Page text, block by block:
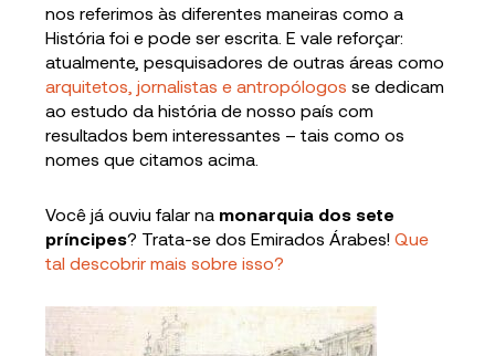
nos referimos às diferentes maneiras como a
História foi e pode ser escrita. E vale reforçar:
atualmente, pesquisadores de outras áreas como
arquitetos, jornalistas e antropólogos se dedicam
ao estudo da história de nosso país com
resultados bem interessantes – tais como os
nomes que citamos acima.
Você já ouviu falar na monarquia dos sete
príncipes? Trata-se dos Emirados Árabes!Que
tal descobrir mais sobre isso?